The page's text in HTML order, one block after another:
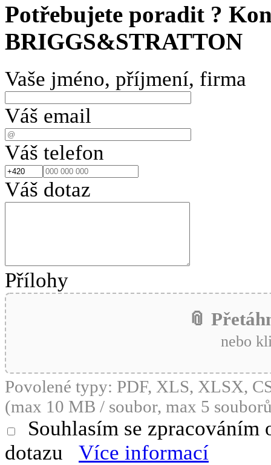
Potřebujete poradit ?
BRIGGS&STRATTON
Vaše jméno, příjmení, firma
Váš email
Váš telefon
Váš dotaz
Přílohy
📎
nebo
Povolené typy: PDF, XLS, XLSX,
(max 10 MB / soubor, max 5
Souhlasím se
dotazu
Více informací